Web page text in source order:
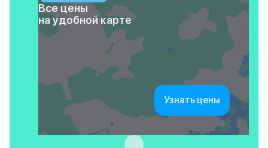
Все цены
на удобной карте
Узнать цены